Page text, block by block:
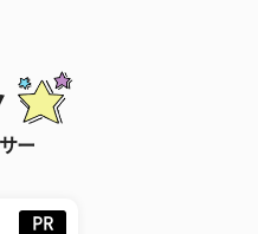
ー
PR